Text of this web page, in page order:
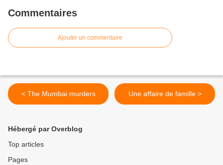
Commentaires
Ajouter un commentaire
< The Mumbai murders Une affaire de famille >
Hébergé par Overblog
Top articles
Pages